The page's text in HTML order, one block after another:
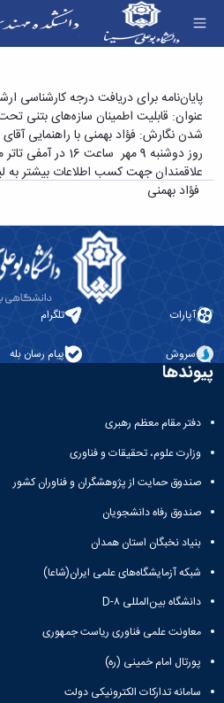
دانشکده
درباره
دانشکده
تاریخچه
ریاست
دانشکده
روسای
تماس
سازمان
دانشکده
معاونت
آموزشی
پژوهشی
تحصیلات
تکمیلی
کمیته
منتخب
ممیزی
کمیته
ترفیع
شورای
فرهنگی
دانشکده
آموزش
دوره
کارشناسی
فرم
ها
و
آموزشی
تحصیلات
تکمیلی
فرم
ها
آئین
نامه
ها
سمینارها
و
پایان
ها
آیین‌نامه‌های
معاونت
آموزشی
پژوهش
پژوهش
هفته
پژوهش
کارگاه ها
آزمایشگاه
عمران
مکانیک
گروه
گروه
صنایع
گروه
نشریات
پژوهش
های
مهندسی
در
سیستم
Journal
of
Stress
Analysis
اساتید
اساتید
دانشکده
بازنشسته
های
آموزشی
های
مواد
عمران
مهندسی
مکانیک
مهندسی
کامپیوتر
پایان‌نامه برای دریافت
رشته عمران، گرایش سازه
سازه‌های بتنی تحت اثر
شدن نگارش: فؤاد بهمنی -
مهندسی
پایان‌نامه برای دریافت درجه کارشناسی
عنوان: قابلیت اطمینان سازه‌های بتنی
شدن نگارش: فؤاد بهمنی با راهنمایی
روز دوشنبه 9 مهر
علاقمندان جهت کسب اطلاعات بیشتر به
فؤاد بهمنی
آپارات تلگرام
سروش پیام رسان بله
پیوندها
دفتر مقام معظم رهبری
وزارت علوم، تحقیقات و فناوری
صندوق حمایت از پژوهشگران و فناوران کشور
صندوق رفاه دانشجویان
بنیاد نخبگان استان همدان
شبکه آزمایشگاه‌های علمی ایران(شاعا)
دانشگاه بین‌المللی D-۸
معاونت علمی فناوری ریاست جمهوری
پورتال امام خمینی (ره)
سامانه تدارکات الکترونیکی دولت